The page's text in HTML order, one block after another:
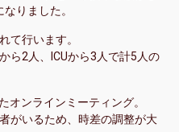
りました。
て行います。
ら2人、ICUから3人で計5人の
オンラインミーティング。
がいるため、時差の調整が大